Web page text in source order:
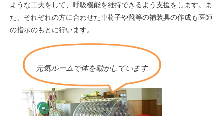
ような工夫をして、呼吸機能を維持できるよう支援をします。ま
た、それぞれの方に合わせた車椅子や靴等の補装具の作成も医師
の指示のもとに行います。
元気ルームで体を動かしています